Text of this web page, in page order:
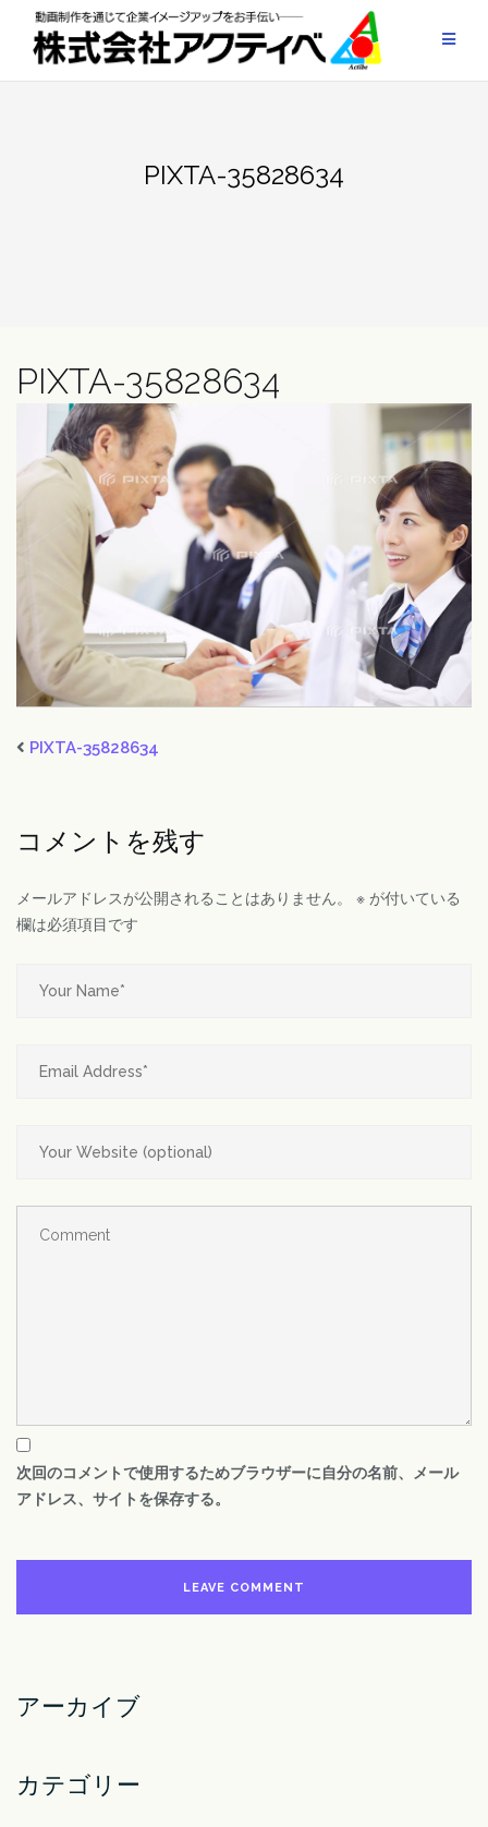
content
PIXTA-35828634
PIXTA-35828634
PIXTA-35828634
コメントを残す
メールアドレスが公開されることはありません。 ※ が付いている
欄は必須項目です
次回のコメントで使用するためブラウザーに自分の名前、メール
アドレス、サイトを保存する。
アーカイブ
カテゴリー